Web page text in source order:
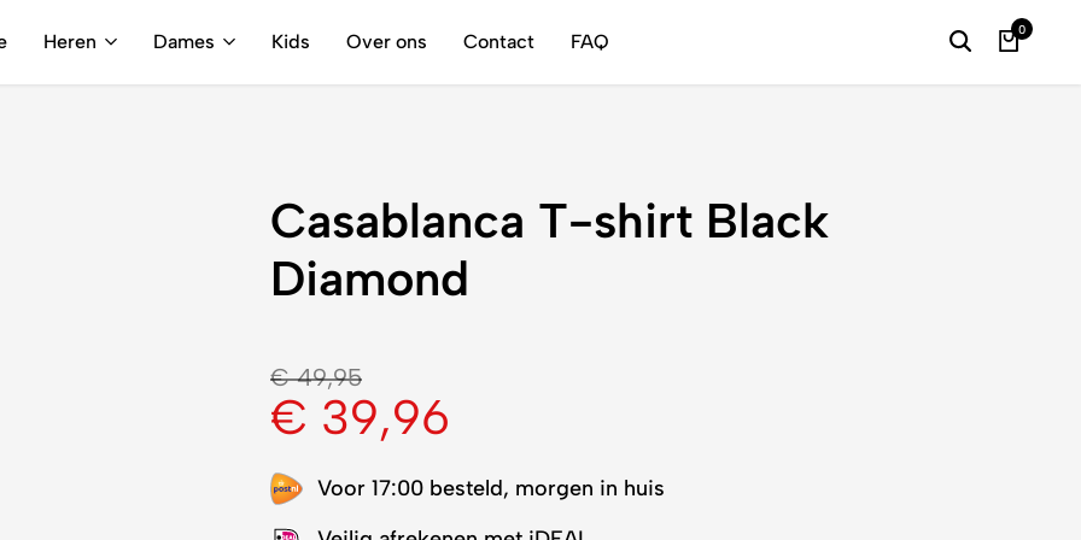
Heren Dames Kids Over ons Contact FAQ
0
Casablanca T-shirt Black
Diamond
€49,95
€ 39,96
Voor 17:00 besteld, morgen in huis